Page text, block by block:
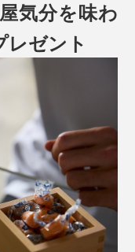
気分を味わ
レゼント